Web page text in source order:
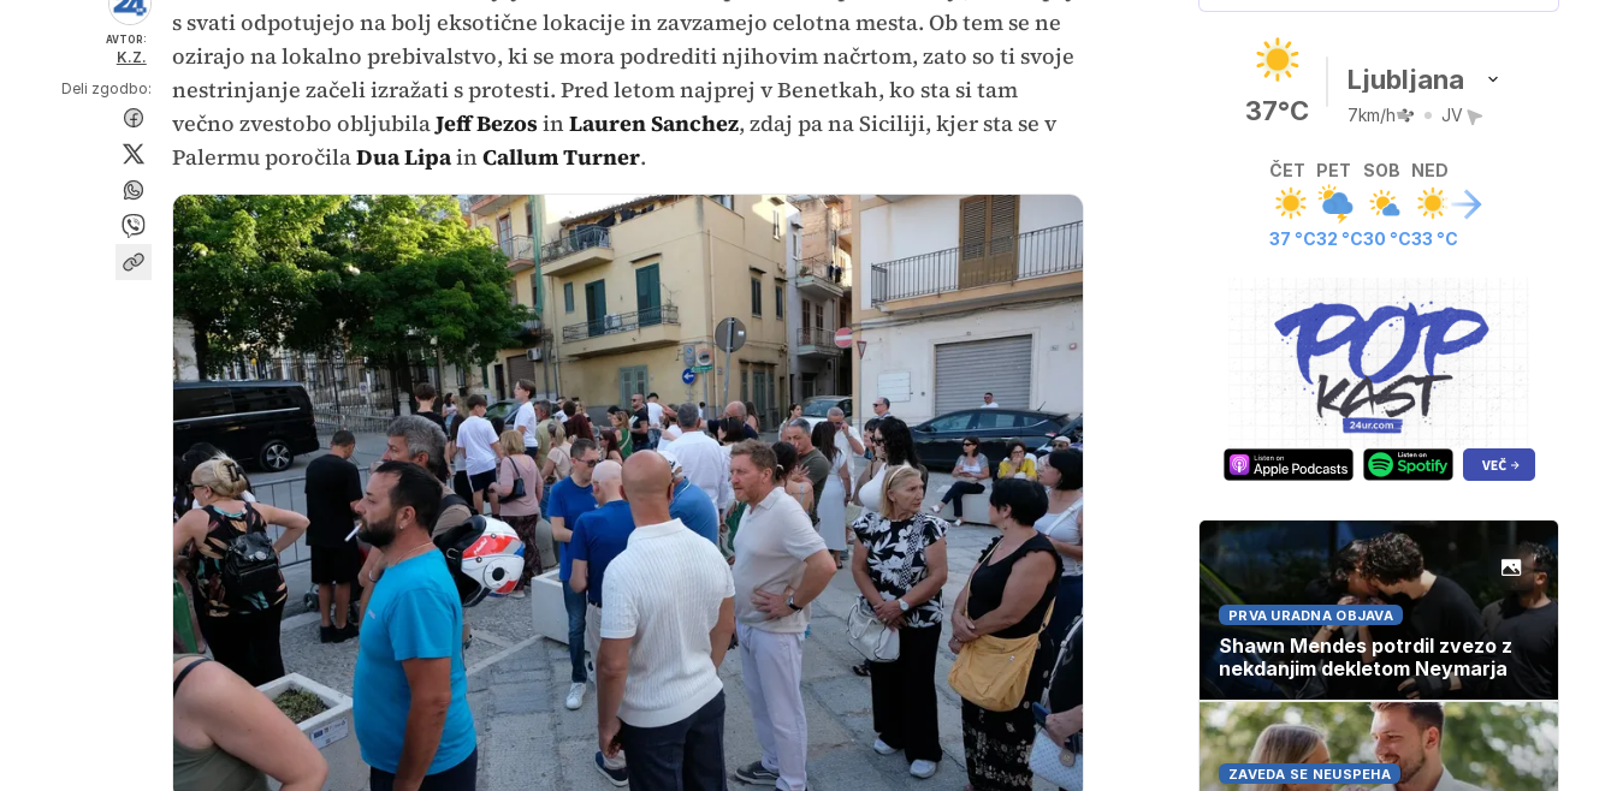
AVTOR:
K.Z.
Deli zgodbo:
s svati odpotujejo na bolj eksotične lokacije in zavzamejo celotna mesta. Ob tem se ne
ozirajo na lokalno prebivalstvo, ki se mora podrediti njihovim načrtom, zato so ti svoje
nestrinjanje začeli izražati s protesti. Pred letom najprej v Benetkah, ko sta si tam
večno zvestobo obljubilaJeff BezosinLauren Sanchez, zdaj pa na Siciliji, kjer sta se v
Palermu poročilaDua LipainCallum Turner.
37°C
Ljubljana
7km/h JV
ČET
37 °C
PET
32 °C
SOB
30 °C
NED
33 °C
PRVA URADNA OBJAVA
Shawn Mendes potrdil zvezo z
nekdanjim dekletom Neymarja
ZAVEDA SE NEUSPEHA